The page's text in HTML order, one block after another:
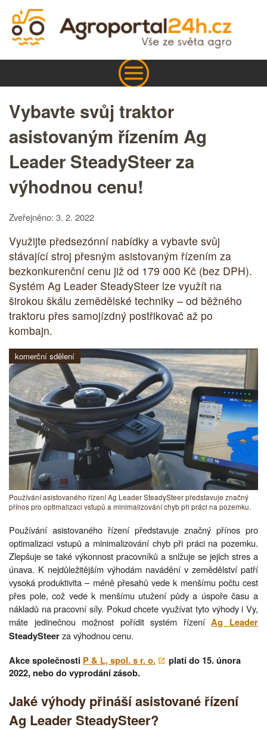
Vybavte svůj traktor
asistovaným řízením Ag
Leader SteadySteer za
výhodnou cenu!
Zveřejněno: 3. 2. 2022
Využijte předsezónní nabídky a vybavte svůj
stávající stroj přesným asistovaným řízením za
bezkonkurenční cenu již od 179 000 Kč (bez DPH).
Systém Ag Leader SteadySteer lze využít na
širokou škálu zemědělské techniky – od běžného
traktoru přes samojízdný postřikovač až po
kombajn.
komerční sdělení
Používání asistovaného řízení Ag Leader SteadySteer představuje značný
přínos pro optimalizaci vstupů a minimalizování chyb při práci na pozemku.
Používání asistovaného řízení představuje značný přínos pro
optimalizaci vstupů a minimalizování chyb při práci na pozemku.
Zlepšuje se také výkonnost pracovníků a snižuje se jejich stres a
únava. K nejdůležitějším výhodám navádění v zemědělství patří
vysoká produktivita – méně přesahů vede k menšímu počtu cest
přes pole, což vede k menšímu utužení půdy a úspoře času a
nákladů na pracovní síly. Pokud chcete využívat tyto výhody i Vy,
máte jedinečnou možnost pořídit systém řízeníAg Leader
SteadySteerza výhodnou cenu.
Akce společnosti P & L, spol. s r. o.
platí do 15. února
2022, nebo do vyprodání zásob.
Jaké výhody přináší asistované řízení
Ag Leader SteadySteer?